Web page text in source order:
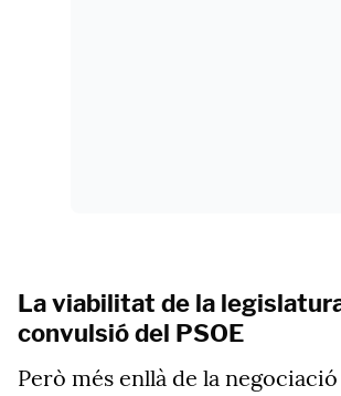
La viabilitat de la
convulsió del PSOE
Però més enllà de la